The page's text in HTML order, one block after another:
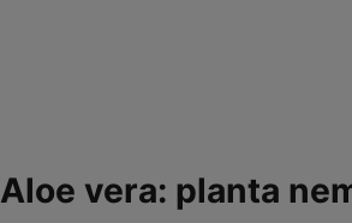
Aloe vera: planta